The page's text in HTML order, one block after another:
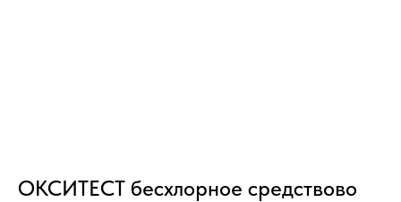
ОКСИТЕСТ бесхлорное средствово